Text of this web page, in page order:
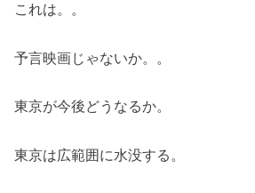
これは。。
予言映画じゃないか。。
東京が今後どうなるか。
東京は広範囲に水没する。